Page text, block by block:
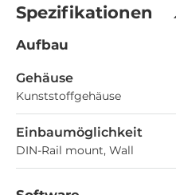
Spezifikationen
Aufbau
Gehäuse
Kunststoffgehäuse
Einbaumöglichkeit
DIN-Rail mount, Wall